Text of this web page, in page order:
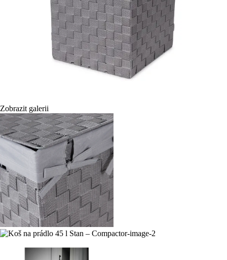
Zobrazit galerii